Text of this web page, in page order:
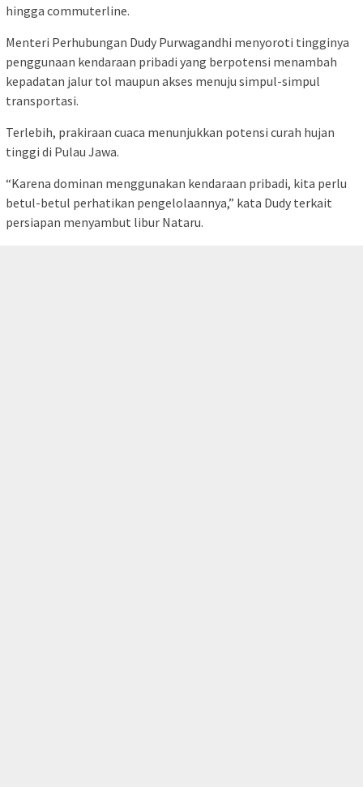
hingga commuterline.
Menteri Perhubungan Dudy Purwagandhi menyoroti tingginya
penggunaan kendaraan pribadi yang berpotensi menambah
kepadatan jalur tol maupun akses menuju simpul-simpul
transportasi.
Terlebih, prakiraan cuaca menunjukkan potensi curah hujan
tinggi di Pulau Jawa.
“Karena dominan menggunakan kendaraan pribadi, kita perlu
betul-betul perhatikan pengelolaannya,” kata Dudy terkait
persiapan menyambut libur Nataru.